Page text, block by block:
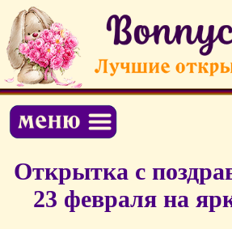
Открытка с
23 февраля на